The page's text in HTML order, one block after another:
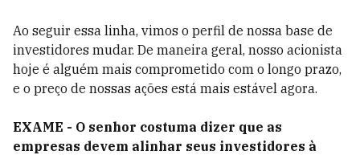
Ao seguir essa linha, vimos o perfil de nossa base de
investidores mudar. De maneira geral, nosso acionista
hoje é alguém mais comprometido com o longo prazo,
e o preço de nossas ações está mais estável agora.
EXAME - O senhor costuma dizer que as
empresas devem alinhar seus investidores à